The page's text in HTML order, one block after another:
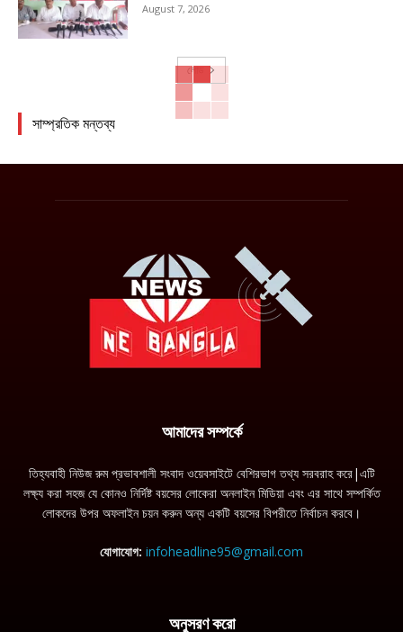
August 7, 2026
লোড
সাম্প্রতিক মন্তব্য
আমাদের সম্পর্কে
তিহ্যবাহী নিউজ রুম প্রভাবশালী সংবাদ ওয়েবসাইটে বেশিরভাগ তথ্য সরবরাহ করে|এটি
লক্ষ্য করা সহজ যে কোনও নির্দিষ্ট বয়সের লোকেরা অনলাইন মিডিয়া এবং এর সাথে সম্পর্কিত
লোকদের উপর অফলাইন চয়ন করুন অন্য একটি বয়সের বিপরীতে নির্বাচন করবে।
যোগাযোগ: infoheadline95@gmail.com
অনুসরণ করো